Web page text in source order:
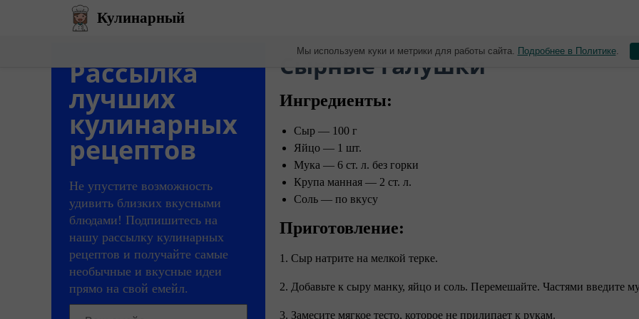
Кулинарный
Рассылка
лучших
кулинарных
рецептов
Не упустите возможность
удивить близких вкусными
блюдами! Подпишитесь на
нашу рассылку кулинарных
рецептов и получайте самые
необычные и вкусные идеи
прямо на свой емейл.
​Сырные галушки
Ингредиенты:
Сыр — 100 г
Яйцо — 1 шт.
Мука — 6 ст. л. без горки
Крупа манная — 2 ст. л.
Соль — по вкусу
Приготовление:
1. Сыр натрите на мелкой терке.
2. Добавьте к сыру манку, яйцо и соль. Перемешайте. Частями введите
3. Замесите мягкое тесто, которое не прилипает к рукам.
Мы используем куки и метрики для работы сайта. Подробнее в Политике.